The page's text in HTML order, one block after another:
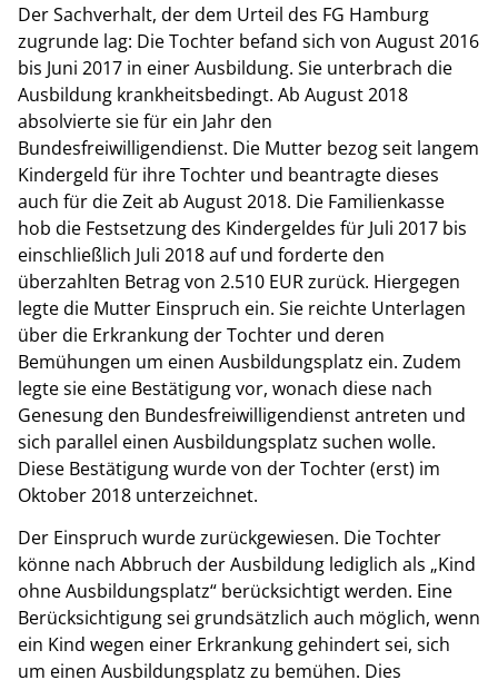
Der Sachverhalt, der dem Urteil des FG Hamburg
zugrunde lag: Die Tochter befand sich von August 2016
bis Juni 2017 in einer Ausbildung. Sie unterbrach die
Ausbildung krankheitsbedingt. Ab August 2018
absolvierte sie für ein Jahr den
Bundesfreiwilligendienst. Die Mutter bezog seit langem
Kindergeld für ihre Tochter und beantragte dieses
auch für die Zeit ab August 2018. Die Familienkasse
hob die Festsetzung des Kindergeldes für Juli 2017 bis
einschließlich Juli 2018 auf und forderte den
überzahlten Betrag von 2.510 EUR zurück. Hiergegen
legte die Mutter Einspruch ein. Sie reichte Unterlagen
über die Erkrankung der Tochter und deren
Bemühungen um einen Ausbildungsplatz ein. Zudem
legte sie eine Bestätigung vor, wonach diese nach
Genesung den Bundesfreiwilligendienst antreten und
sich parallel einen Ausbildungsplatz suchen wolle.
Diese Bestätigung wurde von der Tochter (erst) im
Oktober 2018 unterzeichnet.
Der Einspruch wurde zurückgewiesen. Die Tochter
könne nach Abbruch der Ausbildung lediglich als „Kind
ohne Ausbildungsplatz“ berücksichtigt werden. Eine
Berücksichtigung sei grundsätzlich auch möglich, wenn
ein Kind wegen einer Erkrankung gehindert sei, sich
um einen Ausbildungsplatz zu bemühen. Dies